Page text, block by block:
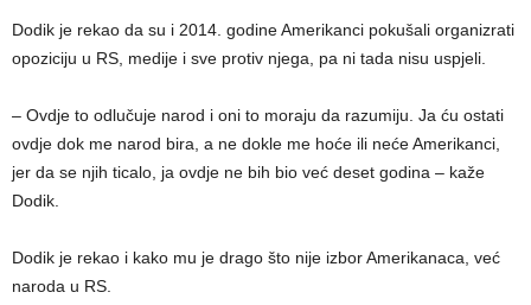
Dodik je rekao da su i 2014. godine Amerikanci pokušali organizrati
opoziciju u RS, medije i sve protiv njega, pa ni tada nisu uspjeli.
– Ovdje to odlučuje narod i oni to moraju da razumiju. Ja ću ostati
ovdje dok me narod bira, a ne dokle me hoće ili neće Amerikanci,
jer da se njih ticalo, ja ovdje ne bih bio već deset godina – kaže
Dodik.
Dodik je rekao i kako mu je drago što nije izbor Amerikanaca, već
naroda u RS.